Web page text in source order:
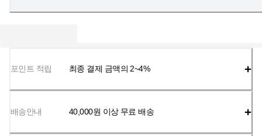
포인트 적립 최종 결제 금액의 2~4%
배송안내 40,000원 이상 무료 배송